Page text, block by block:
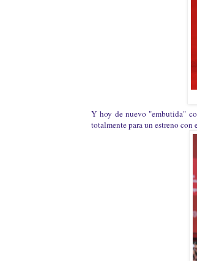
Y hoy de nuevo "embutida"
totalmente para un estreno con